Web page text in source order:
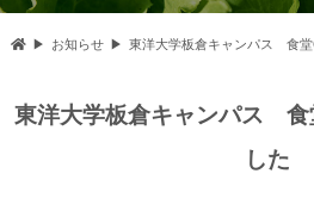
お知らせ 東洋大学板倉キャンパス 食堂
東洋大学板倉キャンパス 食
した